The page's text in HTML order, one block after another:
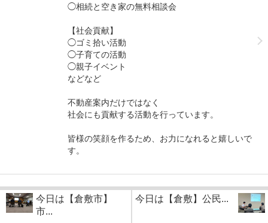
◯相続と空き家の無料相談会
【社会貢献】
◯ゴミ拾い活動
◯子育ての活動
◯親子イベント
などなど
不動産案内だけではなく
社会にも貢献する活動を行っています。
皆様の笑顔を作るため、お力になれると嬉しいで
す。
今日は【倉敷市】
市...
今日は【倉敷】公民...